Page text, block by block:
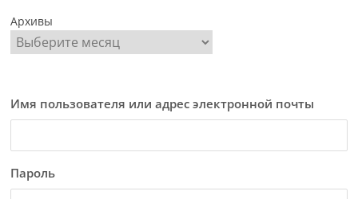
Архивы
Имя пользователя или адрес электронной почты
Пароль